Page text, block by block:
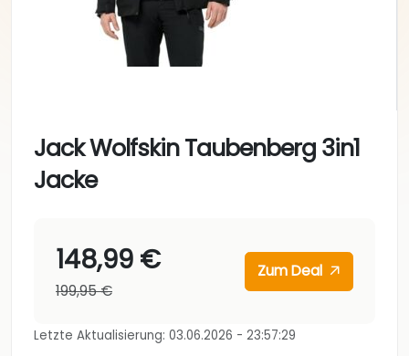
Jack Wolfskin Taubenberg 3in1
Jacke
148,99 €
199,95 €
Zum Deal
Letzte Aktualisierung: 03.06.2026 - 23:57:29